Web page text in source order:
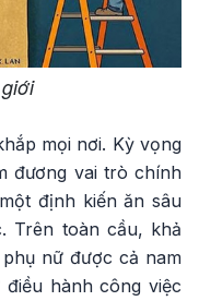
mọi nơi. Kỳ vọng
đương vai trò chính
định kiến ăn sâu
Trên toàn cầu, khả
nữ được cả nam
hành công việc